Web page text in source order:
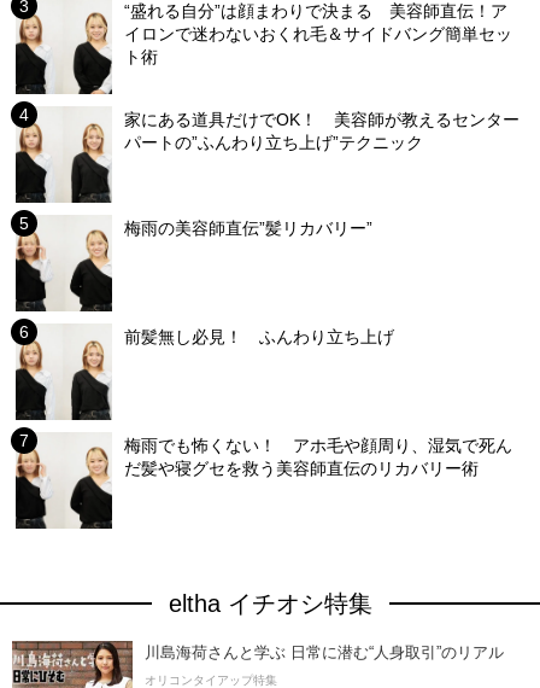
“盛れる自分”は顔まわりで決まる 美容師直伝！ア
イロンで迷わないおくれ毛＆サイドバング簡単セッ
ト術
家にある道具だけでOK！ 美容師が教えるセンター
パートの”ふんわり立ち上げ”テクニック
梅雨の美容師直伝”髪リカバリー”
前髪無し必見！ ふんわり立ち上げ
梅雨でも怖くない！ アホ毛や顔周り、湿気で死ん
だ髪や寝グセを救う美容師直伝のリカバリー術
eltha イチオシ特集
川島海荷さんと学ぶ 日常に潜む“人身取引”のリアル
オリコンタイアップ特集